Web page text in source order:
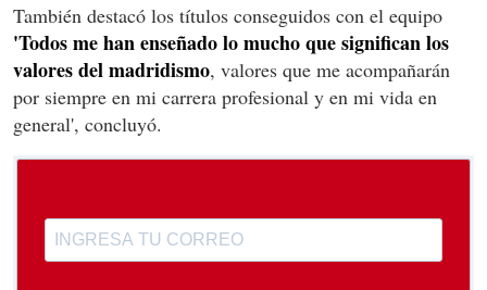
También destacó los títulos conseguidos con el equipo
'Todos me han enseñado lo mucho que significan los
valores del madridismo, valores que me acompañarán
por siempre en mi carrera profesional y en mi vida en
general', concluyó.